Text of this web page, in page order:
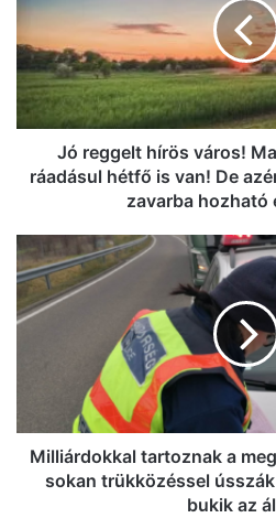
város!
sem
lesz
hideg,
és
ráadásul
hétfő
De
azért
egy
mosollyal
nap
Jó reggelt hírös város!
ráadásul hétfő is van! De
zavarba hozható
Milliárdokkal
tartoznak
megbírságolt
trükközéssel
meg,
így
rengeteget
Milliárdokkal tartoznak a
sokan trükközéssel
bukik az